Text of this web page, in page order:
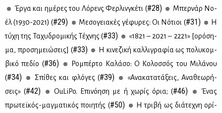
Έρ­γα και ημέ­ρες του Λό­ρενς Φερ­λιν­γκέ­τι (#28)
Μπερ­νάρ Νο­
έλ (1930-2021) (#29) Με­σο­γεια­κές γέ­φυ­ρες: Οι Νό­τιοι (#31)
Η
τύ­χη της Τα­χυ­δρο­μι­κής Τέ­χνης (#33)
«1821 – 2021 – 2221» [ορό­ση­
μα, προ­ση­μειώ­σεις] (#33)
Η κι­νε­ζι­κή καλ­λι­γρα­φία ως πο­λυ­κομ­
βι­κό πε­δίο (#36)
Ρο­μπέρ­το Κα­λά­σο: Ο Κο­λοσ­σός του Μι­λά­νου
(#34) Σπί­θες και φλό­γες (#39)
«Ανα­κα­τα­τά­ξεις, Ανα­θε­ω­ρή­
σεις» (#42) OuLiPo. Επι­νό­η­ση με ή χω­ρίς όρια; (#46)
Ένας
πρω­τεϊ­κός-μαγ­μα­τι­κός ποι­η­τής (#50)
Η τρι­βή ως διά­τε­χνη ορί­